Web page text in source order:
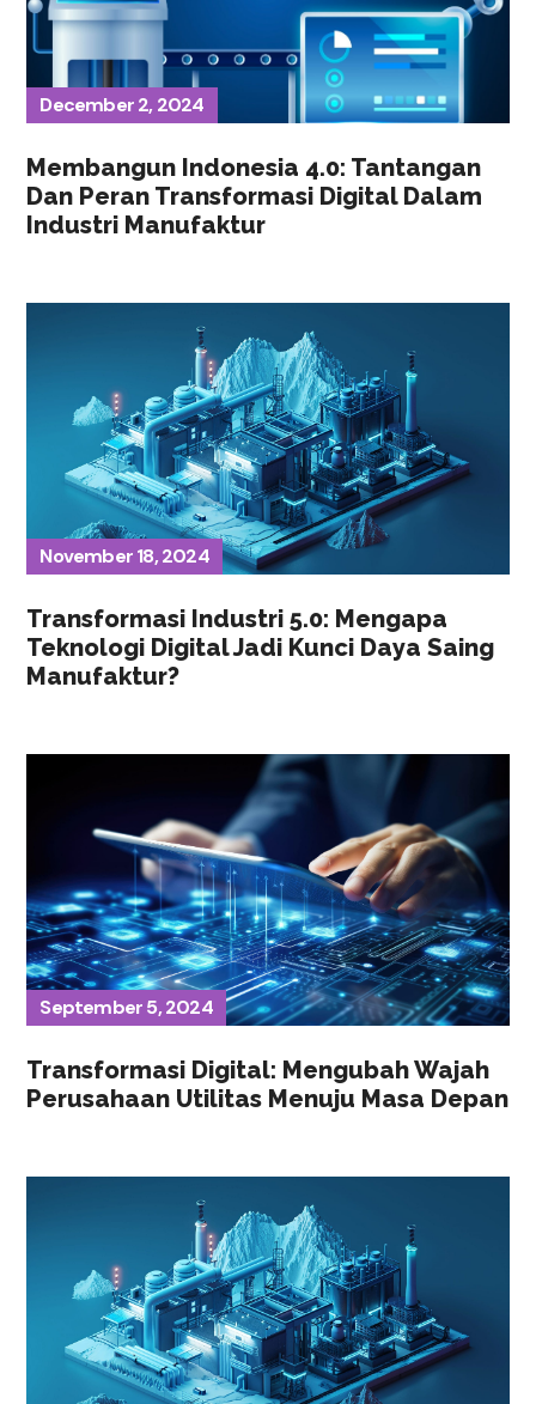
December 2, 2024
Membangun Indonesia 4.0: Tantangan
Dan Peran Transformasi Digital Dalam
Industri Manufaktur
November 18, 2024
Transformasi Industri 5.0: Mengapa
Teknologi Digital Jadi Kunci Daya Saing
Manufaktur?
September 5, 2024
Transformasi Digital: Mengubah Wajah
Perusahaan Utilitas Menuju Masa Depan